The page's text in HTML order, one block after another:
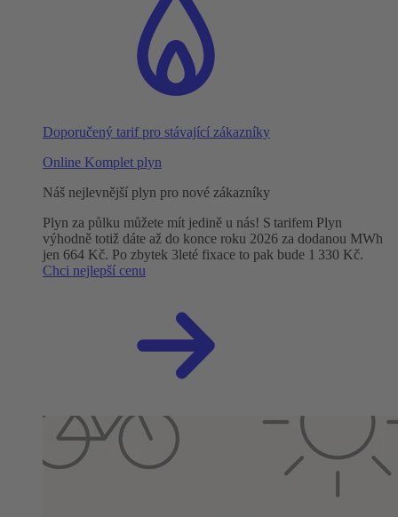
Doporučený tarif pro stávající zákazníky
Online Komplet plyn
Náš nejlevnější plyn pro nové zákazníky
Plyn za půlku můžete mít jedině u nás! S tarifem Plyn
výhodně totiž dáte až do konce roku 2026 za dodanou MWh
jen 664 Kč. Po zbytek 3leté fixace to pak bude 1 330 Kč.
Chci nejlepší cenu